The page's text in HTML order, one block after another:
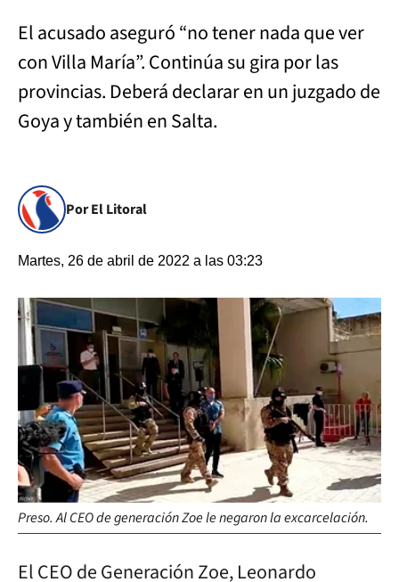
El acusado aseguró “no tener nada que ver
con Villa María”. Continúa su gira por las
provincias. Deberá declarar en un juzgado de
Goya y también en Salta.
Por El Litoral
Martes, 26 de abril de 2022 a las 03:23
Preso. Al CEO de generación Zoe le negaron la excarcelación.
El CEO de Generación Zoe, Leonardo